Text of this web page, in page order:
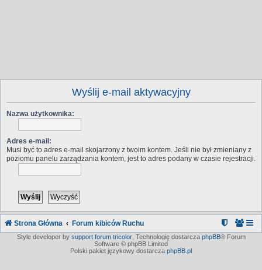
Wyślij e-mail aktywacyjny
Nazwa użytkownika:
Adres e-mail:
Musi być to adres e-mail skojarzony z twoim kontem. Jeśli nie był zmieniany z
poziomu panelu zarządzania kontem, jest to adres podany w czasie rejestracji.
Strona Główna Forum kibiców Ruchu
Style developer by support forum tricolor, Technologię dostarcza phpBB® Forum
Software © phpBB Limited
Polski pakiet językowy dostarcza phpBB.pl